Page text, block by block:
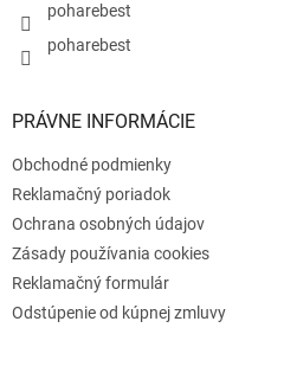
poharebest
poharebest
PRÁVNE INFORMÁCIE
Obchodné podmienky
Reklamačný poriadok
Ochrana osobných údajov
Zásady používania cookies
Reklamačný formulár
Odstúpenie od kúpnej zmluvy